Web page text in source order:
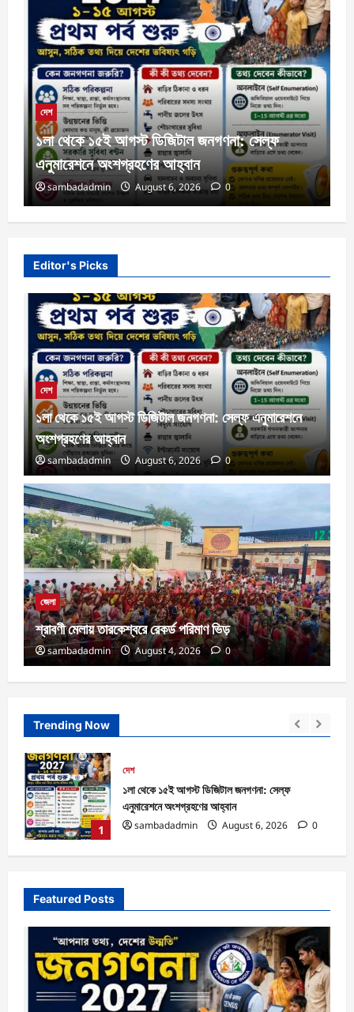
দেশ
১লা থেকে ১৫ই আগস্ট ডিজিটাল জনগণনা: সেল্ফ
এনুমারেশনে অংশগ্রহণের আহ্বান
sambadadmin August 6, 2026 0
Editor's Picks
দেশ
১লা থেকে ১৫ই আগস্ট ডিজিটাল জনগণনা: সেল্ফ এনুমারেশনে
অংশগ্রহণের আহ্বান
sambadadmin August 6, 2026 0
জেলা
শ্রাবণী মেলায় তারকেশ্বরে রেকর্ড পরিমাণ ভিড়
sambadadmin August 4, 2026 0
Trending Now
2
শ্রাবণী মেলায় তারকেশ্বরে রেকর্ড পরিমাণ ভিড়
sambadadmin
August 4, 2026
Featured Posts